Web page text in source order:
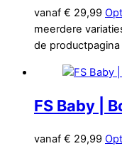
vanaf € 29,99
meerdere
de productpagina
FS Baby |
vanaf € 29,99